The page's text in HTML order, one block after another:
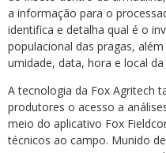
a informação para o
identifica e detalha qual é o
populacional das pragas,
umidade, data, hora e local da
A tecnologia da Fox Agritech
produtores o acesso a
meio do aplicativo Fox
técnicos ao campo. Munido